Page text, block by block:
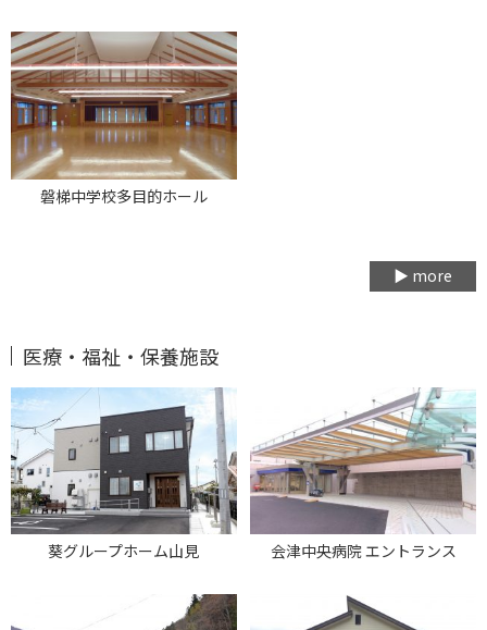
磐梯中学校多目的ホール
▶ more
医療・福祉・保養施設
葵グループホーム山見 会津中央病院 エントランス